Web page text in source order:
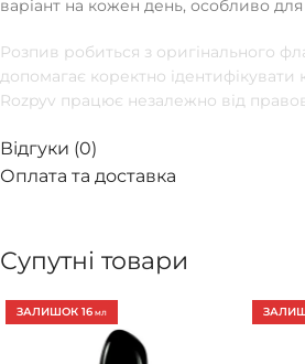
варіант на кожен день, особливо для
Розпив робиться з оригінального
допомагає коректно
Rozpyv працює незалежно від
Відгуки (0)
Оплата та доставка
Супутні товари
ЗАЛИШОК 16 МЛ